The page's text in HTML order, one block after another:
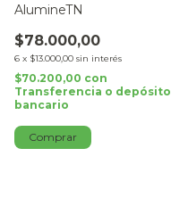
AlumineTN
$78.000,00
6 x $13.000,00 sin interés
$70.200,00 con
Transferencia o depósito
bancario
Comprar